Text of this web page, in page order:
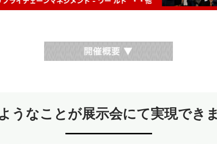
うなことが展示会にて実現でき